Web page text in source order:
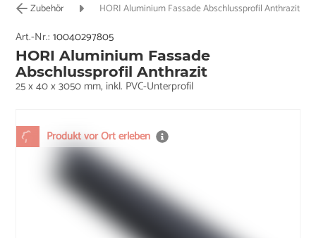
Zubehör HORI Aluminium Fassade Abschlussprofil Anthrazit
Produkt vor Ort erleben
Art.-Nr.:10040297805
HORI Aluminium Fassade
Abschlussprofil Anthrazit
25 x 40 x 3050 mm, inkl. PVC-Unterprofil